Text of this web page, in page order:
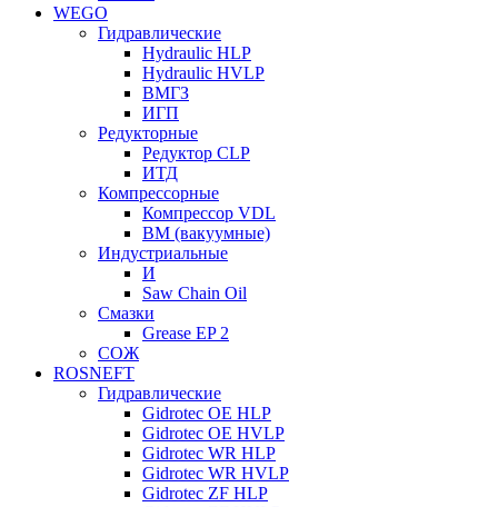
WEGO
Гидравлические
Hydraulic HLP
Hydraulic HVLP
ВМГЗ
ИГП
Редукторные
Редуктор CLP
ИТД
Компрессорные
Компрессор VDL
ВМ (вакуумные)
Индустриальные
И
Saw Chain Oil
Смазки
Grease EP 2
СОЖ
ROSNEFT
Гидравлические
Gidrotec OE HLP
Gidrotec OE HVLP
Gidrotec WR HLP
Gidrotec WR HVLP
Gidrotec ZF HLP